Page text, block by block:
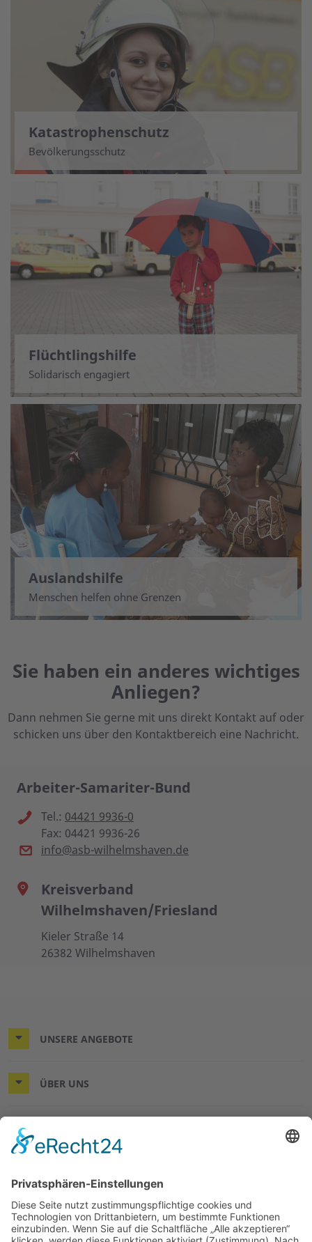
Katastrophenschutz
Bevölkerungsschutz
Flüchtlingshilfe
Solidarisch engagiert
Auslandshilfe
Menschen helfen ohne Grenzen
Sie haben ein anderes wichtiges
Anliegen?
Dann nehmen Sie gerne mit uns direkt Kontakt auf oder
schicken uns über den Kontaktbereich eine Nachricht.
Arbeiter-Samariter-Bund
Tel.: 04421 9936-0
Fax: 04421 9936-26
info@asb-wilhelmshaven.de
Kreisverband
Wilhelmshaven/Friesland
Kieler Straße 14
26382 Wilhelmshaven
UNSERE ANGEBOTE
ÜBER UNS
© 2026 ASB-Kreisverband Wilhelmshaven/Friesland